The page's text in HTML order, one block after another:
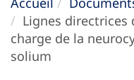
Lignes directrices
charge de la
solium